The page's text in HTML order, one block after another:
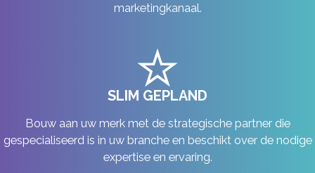
marketingkanaal.
SLIM GEPLAND
Bouw aan uw merk met de strategische partner die
gespecialiseerd is in uw branche en beschikt over de nodige
expertise en ervaring.